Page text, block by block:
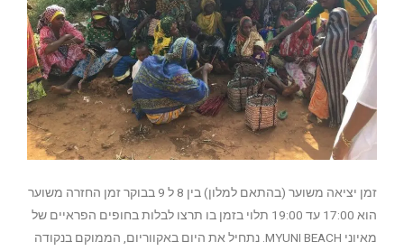
זמן יציאה משוער (בהתאם למלון) בין 8 ל 9 בבוקר זמן החזרה משוער
הוא 17:00 עד 19:00 תלוי בזמן בו תרצו לבלות בחופים הפראיים של
מאיוני MYUNI BEACH. נתחיל את היום באקווריום, הממוקם בנקודה